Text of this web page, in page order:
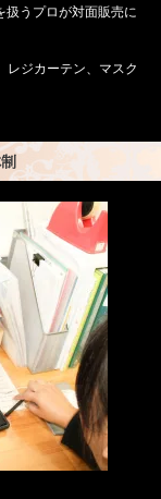
扱うプロが対面販売に
ジカーテン、マスク